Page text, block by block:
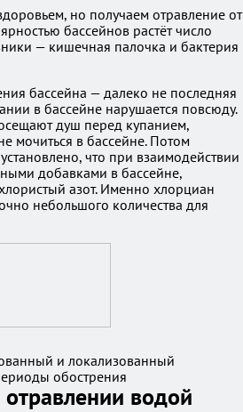
но получаем отравление от
бассейнов растёт число
— кишечная палочка и бактерия
бассейна — далеко не последняя
в бассейне нарушается повсюду.
душ перед купанием,
мочиться в бассейне. Потом
что при взаимодействии
добавками в бассейне,
азот. Именно хлорциан
небольшого количества для
и локализованный
обострения
водой